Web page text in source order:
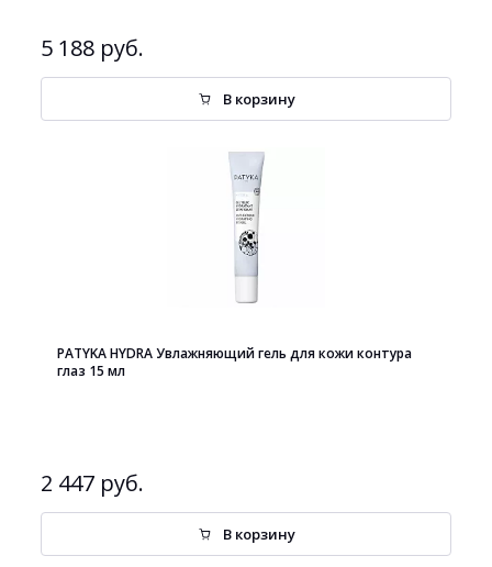
5 188 руб.
В корзину
PATYKA HYDRA Увлажняющий гель для кожи контура
глаз 15 мл
2 447 руб.
В корзину